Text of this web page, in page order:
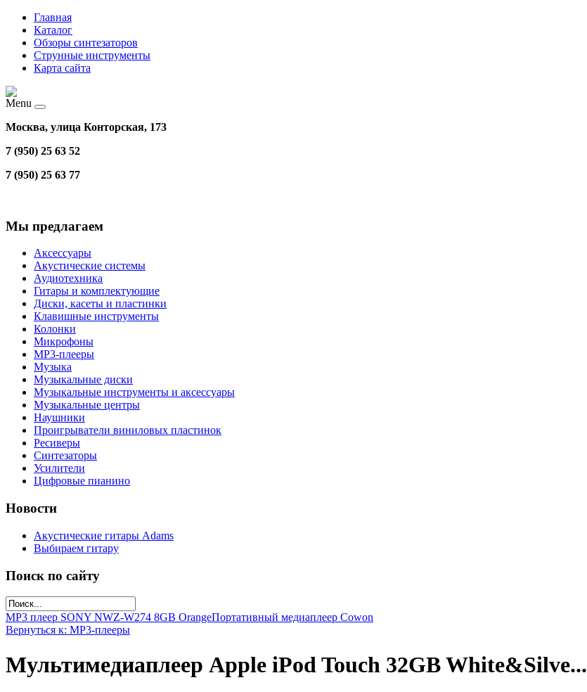
Главная
Каталог
Обзоры синтезаторов
Струнные инструменты
Карта сайта
Menu
Москва, улица Конторская, 173
7 (950) 25 63 52
7 (950) 25 63 77
Мы предлагаем
Аксессуары
Акустические системы
Аудиотехника
Гитары и комплектующие
Диски, касеты и пластинки
Клавишные инструменты
Колонки
Микрофоны
МР3-плееры
Музыка
Музыкальные диски
Музыкальные инструменты и аксессуары
Музыкальные центры
Наушники
Проигрыватели виниловых пластинок
Ресиверы
Синтезаторы
Усилители
Цифровые пианино
Новости
Акустические гитары Adams
Выбираем гитару
Поиск по сайту
MP3 плеер SONY NWZ-W274 8GB OrangeПортативный медиаплеер Cowon
Вернуться к: МР3-плееры
Мультимедиаплеер Apple iPod Touch 32GB White&Silve...